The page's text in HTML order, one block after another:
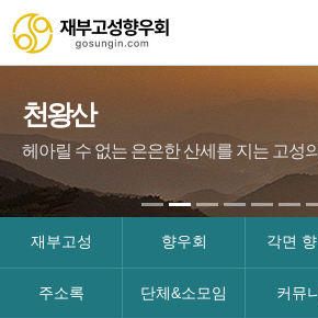
천왕산
헤아릴 수 없는 은은한 산세를 지는 고성
재부고성 향우회 각면
주소록 단체&소모임 커뮤